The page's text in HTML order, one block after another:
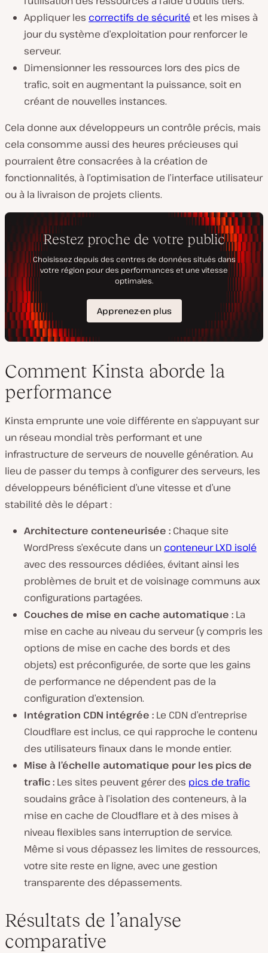
Appliquer les correctifs de sécurité et les mises à
jour du système d’exploitation pour renforcer le
serveur.
Dimensionner les ressources lors des pics de
trafic, soit en augmentant la puissance, soit en
créant de nouvelles instances.
Cela donne aux développeurs un contrôle précis, mais
cela consomme aussi des heures précieuses qui
pourraient être consacrées à la création de
fonctionnalités, à l’optimisation de l’interface utilisateur
ou à la livraison de projets clients.
Comment Kinsta aborde la
performance
Kinsta emprunte une voie différente en s’appuyant sur
un réseau mondial très performant et une
infrastructure de serveurs de nouvelle génération. Au
lieu de passer du temps à configurer des serveurs, les
développeurs bénéficient d’une vitesse et d’une
stabilité dès le départ :
Architecture conteneurisée : Chaque site
WordPress s’exécute dans un conteneur LXD isolé
avec des ressources dédiées, évitant ainsi les
problèmes de bruit et de voisinage communs aux
configurations partagées.
Couches de mise en cache automatique : La
mise en cache au niveau du serveur (y compris les
options de mise en cache des bords et des
objets) est préconfigurée, de sorte que les gains
de performance ne dépendent pas de la
configuration d’extension.
Intégration CDN intégrée : Le CDN d’entreprise
Cloudflare est inclus, ce qui rapproche le contenu
des utilisateurs finaux dans le monde entier.
Mise à l’échelle automatique pour les pics de
trafic : Les sites peuvent gérer des pics de trafic
soudains grâce à l’isolation des conteneurs, à la
mise en cache de Cloudflare et à des mises à
niveau flexibles sans interruption de service.
Même si vous dépassez les limites de ressources,
votre site reste en ligne, avec une gestion
transparente des dépassements.
Résultats de l’analyse
comparative